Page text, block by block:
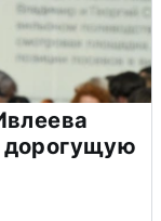
дорогущую